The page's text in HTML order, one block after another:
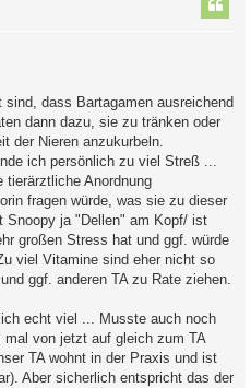
dass Bartagamen ausreichend
dann dazu, sie zu tränken oder
der Nieren anzukurbeln.
ich persönlich zu viel Streß ...
Anordnung
fragen würde, was sie zu dieser
Snoopy ja "Dellen" am Kopf/ ist
großen Stress hat und ggf. würde
viel Vitamine sind eher nicht so
ggf. anderen TA zu Rate ziehen.
echt viel ... Musste auch noch
von jetzt auf gleich zum TA
TA wohnt in der Praxis und ist
Aber sicherlich entspricht das der